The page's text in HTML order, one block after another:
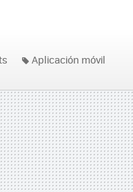
Aplicación móvil